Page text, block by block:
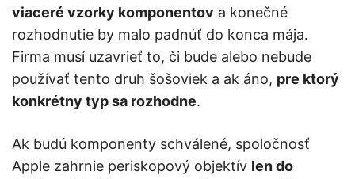
viaceré vzorky komponentov a konečné
rozhodnutie by malo padnúť do konca mája.
Firma musí uzavrieť to, či bude alebo nebude
používať tento druh šošoviek a ak áno, pre ktorý
konkrétny typ sa rozhodne.
Ak budú komponenty schválené, spoločnosť
Apple zahrnie periskopový objektív len do